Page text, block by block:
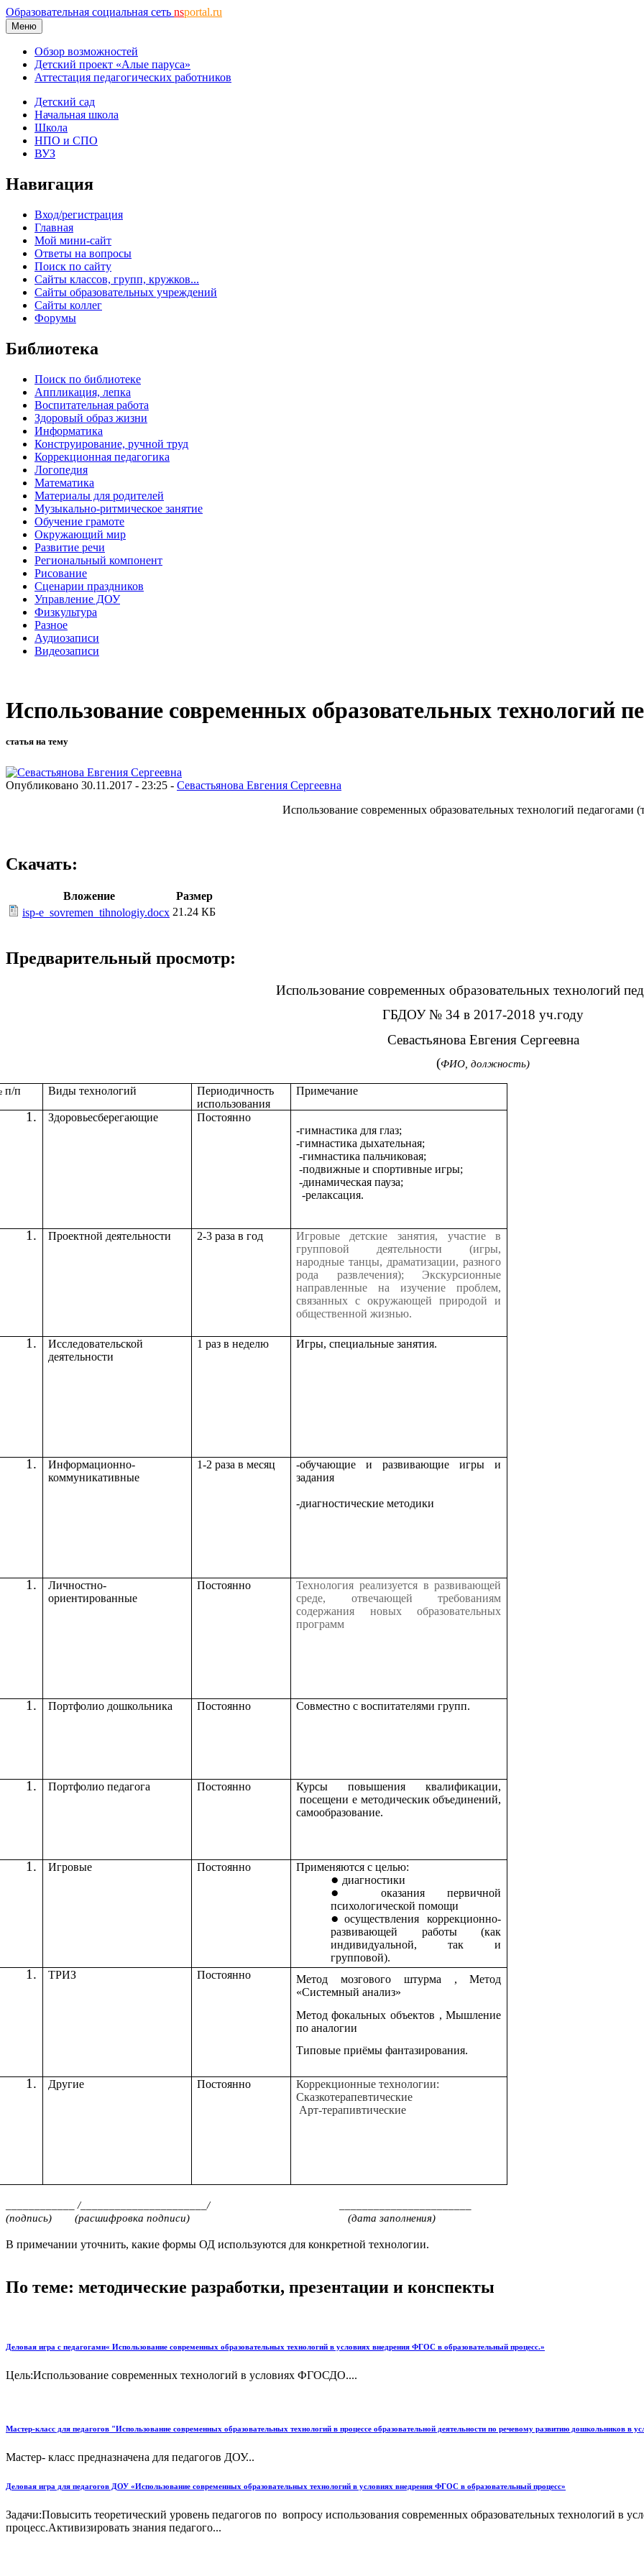
Образовательная социальная сеть nsportal.ru
Меню
Обзор возможностей
Детский проект «Алые паруса»
Аттестация педагогических работников
Детский сад
Начальная школа
Школа
НПО и СПО
ВУЗ
Навигация
Вход/регистрация
Главная
Мой мини-сайт
Ответы на вопросы
Поиск по сайту
Сайты классов, групп, кружков...
Сайты образовательных учреждений
Сайты коллег
Форумы
Библиотека
Поиск по библиотеке
Аппликация, лепка
Воспитательная работа
Здоровый образ жизни
Информатика
Конструирование, ручной труд
Коррекционная педагогика
Логопедия
Математика
Материалы для родителей
Музыкально-ритмическое занятие
Обучение грамоте
Окружающий мир
Развитие речи
Региональный компонент
Рисование
Сценарии праздников
Управление ДОУ
Физкультура
Разное
Аудиозаписи
Видеозаписи
Использование современных образовательных технологий
статья на тему
Опубликовано 30.11.2017 - 23:25 - Севастьянова Евгения Сергеевна
Использование современных образовательных технологий педагогами
Скачать:
Вложение
Размер
isp-e_sovremen_tihnologiy.docx 21.24 КБ
Предварительный просмотр:
Использование современных образовательных технологий
ГБДОУ № 34 в 2017-2018 уч.году
Севастьянова Евгения Сергеевна
(ФИО, должность)
п/п Виды технологий
Периодичность
использования
Примечание
Здоровьесберегающие
Постоянно
-гимнастика для глаз;
-гимнастика дыхательная;
-гимнастика пальчиковая;
-подвижные и спортивные игры;
-динамическая пауза;
-релаксация.
Проектной деятельности 2-3 раза в год
Игровые детские занятия, участие в
групповой деятельности (игры,
народные танцы, драматизации, разного
рода развлечения); Экскурсионные
направленные на изучение проблем,
связанных с окружающей природой и
общественной жизнью.
Исследовательской
деятельности
1 раз в неделю Игры, специальные занятия.
Информационно-
коммуникативные
1-2 раза в месяц
-обучающие и развивающие игры и
задания
-диагностические методики
Личностно-
ориентированные
Постоянно
Технология реализуется в развивающей
среде, отвечающей требованиям
содержания новых образовательных
программ
Портфолио дошкольника Постоянно Совместно с воспитателями групп.
Портфолио педагога Постоянно
Курсы повышения квалификации,
посещени е методическик объединений,
самообразование.
Игровые Постоянно
Применяются с целью:
диагностики
оказания первичной
психологической помощи
осуществления коррекционно-
развивающей работы (как
индивидуальной, так и
групповой).
ТРИЗ
Постоянно
Метод мозгового штурма , Метод
«Системный анализ»
Метод фокальных объектов , Мышление
по аналогии
Типовые приёмы фантазирования.
Другие Постоянно
Коррекционные технологии:
Сказкотерапевтические
Арт-терапивтические
____________ /______________________/ _______________________
(подпись) (расшифровка подписи) (дата заполнения)
В примечании уточнить, какие формы ОД используются для конкретной технологии.
По теме: методические разработки, презентации и конспекты
Деловая игра с педагогами« Использование современных образовательных технологий в условиях внедрения ФГОС в образовательный процесс.»
Цель:Использование современных технологий в условиях ФГОСДО....
Мастер-класс для педагогов "Использование современных образовательных технологий в процессе образовательной деятельности по речевому развитию дошкольников
Мастер- класс предназначена для педагогов ДОУ...
Деловая игра для педагогов ДОУ «Использование современных образовательных технологий в условиях внедрения ФГОС в образовательный процесс»
Задачи:Повысить теоретический уровень педагогов по вопросу использования современных образовательных технологий в
процесс.Активизировать знания педагого...